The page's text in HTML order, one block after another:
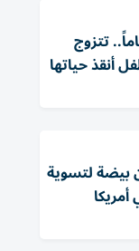
20 عاماً.. تتزوج
أنقذ حياتها
بيضة لتسوية